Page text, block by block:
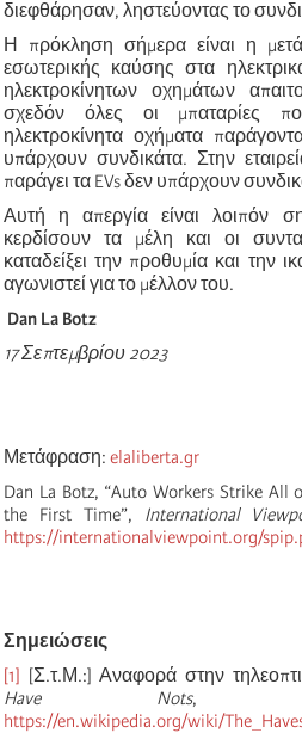
διεφθάρησαν, ληστεύοντας το
Η πρόκληση σήμερα είναι η
εσωτερικής καύσης στα
ηλεκτροκίνητων οχημάτων
σχεδόν όλες οι μπαταρίες
ηλεκτροκίνητα οχήματα
υπάρχουν συνδικάτα. Στην
παράγει τα EVs δεν υπάρχουν
Αυτή η απεργία είναι λοιπόν
κερδίσουν τα μέλη και οι
καταδείξει την προθυμία και την
αγωνιστεί για το μέλλον του.
Dan La Botz
17 Σεπτεμβρίου 2023
Μετάφραση: elaliberta.gr
Dan La Botz, “Auto Workers Strike All
the First Time”, International
https://internationalviewpoint.org/
Σημειώσεις
[1] [Σ.τ.Μ.:] Αναφορά στην
Have Nots,
https://en.wikipedia.org/wiki/